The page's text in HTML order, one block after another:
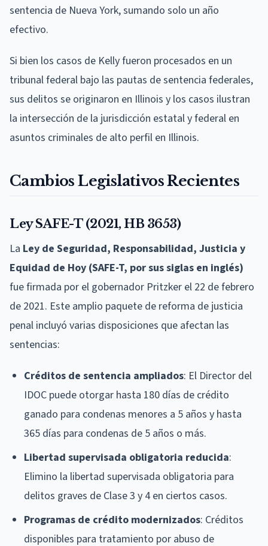
sentencia de Nueva York, sumando solo un año
efectivo.
Si bien los casos de Kelly fueron procesados en un
tribunal federal bajo las pautas de sentencia federales,
sus delitos se originaron en Illinois y los casos ilustran
la intersección de la jurisdicción estatal y federal en
asuntos criminales de alto perfil en Illinois.
Cambios Legislativos Recientes
Ley SAFE-T (2021, HB 3653)
La Ley de Seguridad, Responsabilidad, Justicia y
Equidad de Hoy (SAFE-T, por sus siglas en inglés)
fue firmada por el gobernador Pritzker el 22 de febrero
de 2021. Este amplio paquete de reforma de justicia
penal incluyó varias disposiciones que afectan las
sentencias:
Créditos de sentencia ampliados: El Director del
IDOC puede otorgar hasta 180 días de crédito
ganado para condenas menores a 5 años y hasta
365 días para condenas de 5 años o más.
Libertad supervisada obligatoria reducida:
Elimino la libertad supervisada obligatoria para
delitos graves de Clase 3 y 4 en ciertos casos.
Programas de crédito modernizados: Créditos
disponibles para tratamiento por abuso de